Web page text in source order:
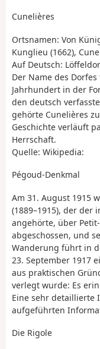
Cunelières
Ortsnamen: Von
Kunglieu (1662),
Auf Deutsch:
Der Name des
Jahrhundert in der
den deutsch
gehörte Cunelières
Geschichte verläuft
Herrschaft.
Quelle: Wikipedia:
Pégoud-Denkmal
Am 31. August 1915
(1889–1915), der der
angehörte, über
abgeschossen, und
Wanderung führt in
23. September 1917
aus praktischen
verlegt wurde: Es
Eine sehr
aufgeführten
Die Rigole